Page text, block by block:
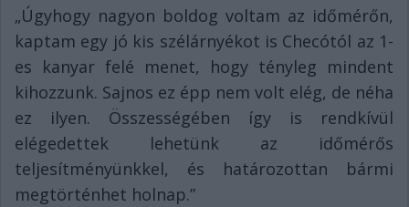
„Úgyhogy nagyon boldog voltam az időmérőn,
kaptam egy jó kis szélárnyékot is Checótól az 1-
es kanyar felé menet, hogy tényleg mindent
kihozzunk. Sajnos ez épp nem volt elég, de néha
ez ilyen. Összességében így is rendkívül
elégedettek lehetünk az időmérős
teljesítményünkkel, és határozottan bármi
megtörténhet holnap.”